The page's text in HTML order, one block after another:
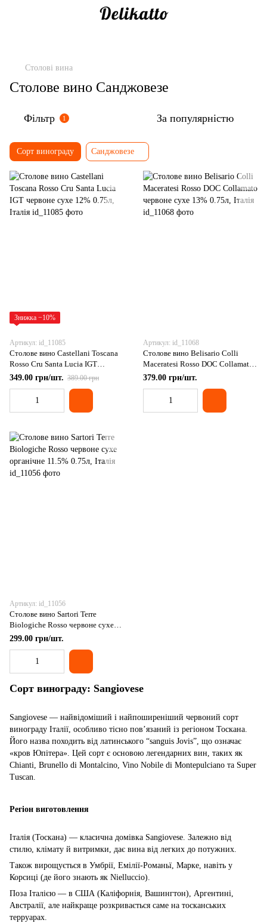
Столові вина
Столове вино Санджовезе
Фільтр 1 За популярністю
Сорт винограду Санджовезе
Знижка −10%
Артикул: id_11085
Столове вино Castellani Toscana
Rosso Cru Santa Lucia IGT
червоне сухе 12% 0.75л, Італія
349.00 грн/шт. 389.00 грн
Артикул: id_11068
Столове вино Belisario Colli
Maceratesi Rosso DOC Collamato
червоне сухе 13% 0.75л, Італія
379.00 грн/шт.
Артикул: id_11056
Столове вино Sartori Terre
Biologiche Rosso червоне сухе
органічне 11.5% 0.75л, Італія
299.00 грн/шт.
Сорт винограду: Sangiovese
Sangiovese — найвідоміший і найпоширеніший червоний сорт
винограду Італії, особливо тісно пов’язаний із регіоном Тоскана.
Його назва походить від латинського “sanguis Jovis”, що означає
«кров Юпітера». Цей сорт є основою легендарних вин, таких як
Chianti, Brunello di Montalcino, Vino Nobile di Montepulciano та Super
Tuscan.
Регіон виготовлення
Італія (Тоскана) — класична домівка Sangiovese. Залежно від
стилю, клімату й витримки, дає вина від легких до потужних.
Також вирощується в Умбрії, Емілії-Романьї, Марке, навіть у
Корсиці (де його знають як Nielluccio).
Поза Італією — в США (Каліфорнія, Вашингтон), Аргентині,
Австралії, але найкраще розкривається саме на тосканських
терруарах.